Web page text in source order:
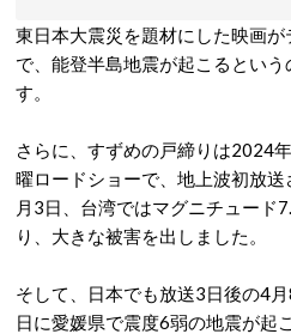
東日本大震災を題材にした映画
で、能登半島地震が起こるとい
す。
さらに、すずめの戸締りは2024
曜ロードショーで、地上波初放
月3日、台湾ではマグニチュード
り、大きな被害を出しました。
そして、日本でも放送3日後の4
日に愛媛県で震度6弱の地震が起